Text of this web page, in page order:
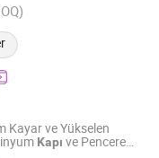
2024
Kayar ve Yükselen
Kapı ve Pencere